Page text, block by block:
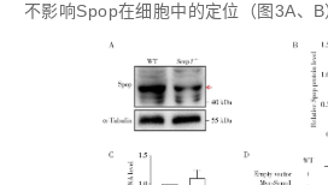
不影响Spop在细胞中的定位（图3A、B